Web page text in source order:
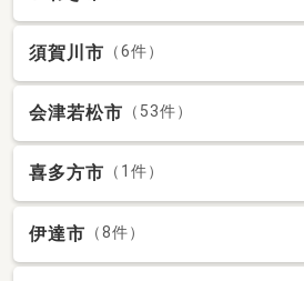
須賀川市 （6件）
会津若松市 （53件）
喜多方市 （1件）
伊達市 （8件）